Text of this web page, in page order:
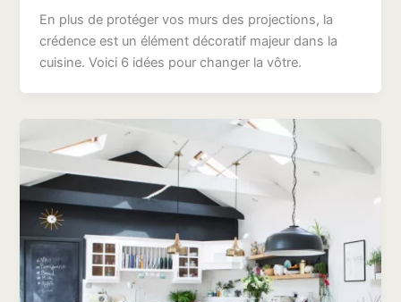
En plus de protéger vos murs des projections, la
crédence est un élément décoratif majeur dans la
cuisine. Voici 6 idées pour changer la vôtre.